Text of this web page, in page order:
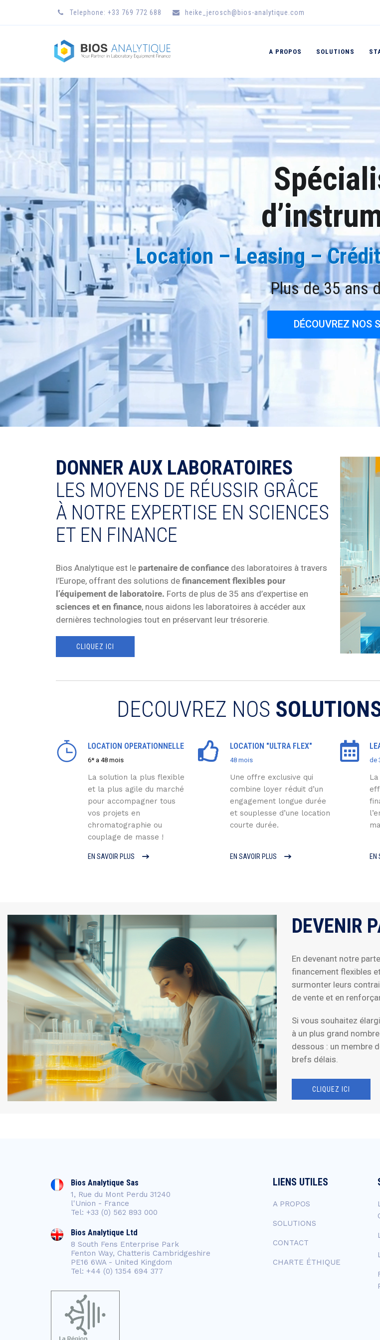
Telephone: +33 769 772 688 heike_jerosch@bios-analytique.com
A PROPOS SOLUTIONS
Plus de 35 ans
DÉCOUVREZ NOS
Location – Leasing –
DONNER AUX LABORATOIRES
LES MOYENS DE RÉUSSIR GRÂCE
À NOTRE EXPERTISE EN SCIENCES
ET EN FINANCE
Bios Analytique est le partenaire de confiance des laboratoires à travers
l’Europe, offrant des solutions de financement flexibles pour
l’équipement de laboratoire. Forts de plus de 35 ans d’expertise en
sciences et en finance, nous aidons les laboratoires à accéder aux
dernières technologies tout en préservant leur trésorerie.
CLIQUEZ ICI
DECOUVREZ NOS
LOCATION OPERATIONNELLE
6* a 48 mois
La solution la plus flexible
et la plus agile du marché
pour accompagner tous
vos projets en
chromatographie ou
couplage de masse !
EN SAVOIR PLUS
LOCATION "ULTRA FLEX"
48 mois
Une offre exclusive qui
combine loyer réduit d’un
engagement longue durée
et souplesse d’une location
courte durée.
EN SAVOIR PLUS
de
EN
DEVENIR
En devenant notre
financement flexibles
surmonter leurs
de vente et en
Si vous souhaitez
à un plus grand
dessous : un membre
brefs délais.
CLIQUEZ ICI
Bios Analytique Sas
1, Rue du Mont Perdu 31240
l'Union - France
Tel: +33 (0) 562 893 000
Bios Analytique Ltd
8 South Fens Enterprise Park
Fenton Way, Chatteris Cambridgeshire
PE16 6WA - United Kingdom
Tel: +44 (0) 1354 694 377
LIENS UTILES
A PROPOS
SOLUTIONS
CONTACT
CHARTE ÉTHIQUE